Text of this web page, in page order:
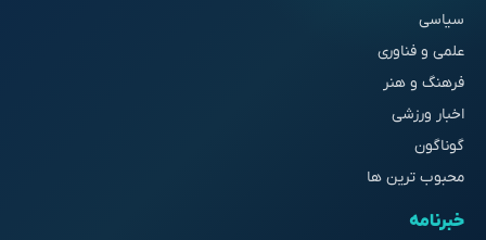
سیاسی
علمی و فناوری
فرهنگ و هنر
اخبار ورزشی
گوناگون
محبوب ترین ها
خبرنامه